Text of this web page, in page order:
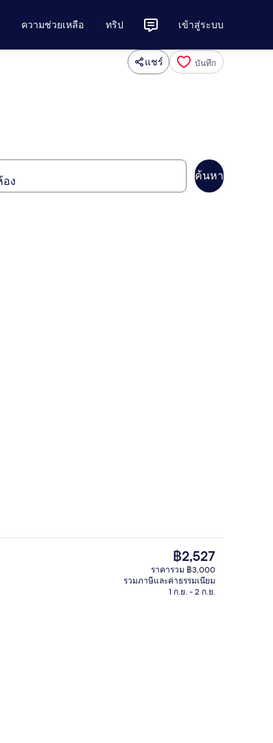
ความช่วยเหลือ ทริป เข้าสู่ระบบ
แชร์ บันทึก
ค้นหา
ห้องจูเนียร์สวีท, อ่างอาบน้ำ, วิวสวน |
ราคา
ปัจจุบัน
฿2,527
฿2,527
ราคารวม ฿3,000
รวมภาษีและค่าธรรมเนียม
1 ก.ย. - 2 ก.ย.